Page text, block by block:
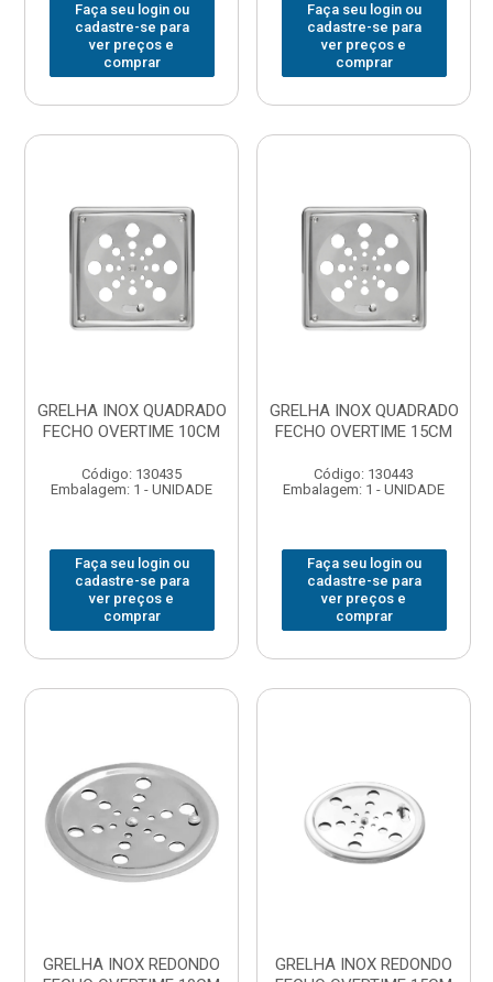
Faça seu login ou
cadastre-se para
ver preços e
comprar
Faça seu login ou
cadastre-se para
ver preços e
comprar
GRELHA INOX QUADRADO
FECHO OVERTIME 10CM
Código: 130435
Embalagem: 1 - UNIDADE
Faça seu login ou
cadastre-se para
ver preços e
comprar
GRELHA INOX QUADRADO
FECHO OVERTIME 15CM
Código: 130443
Embalagem: 1 - UNIDADE
Faça seu login ou
cadastre-se para
ver preços e
comprar
GRELHA INOX REDONDO
GRELHA INOX REDONDO